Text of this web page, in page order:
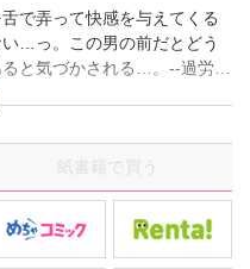
で弄って快感を与えてくる
…っ。この男の前だとどう
と気づかされる…。--過労で
ガテン系の嵐士に助けても
た女らしくない高身長の渚
よわくてちっちゃい女の
が惹かれていて…。お姫さ
らうような女ではないとわ
てほしいと求めてしま
紙書籍で買う